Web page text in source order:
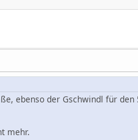
ebenso der Gschwindl für
mehr.